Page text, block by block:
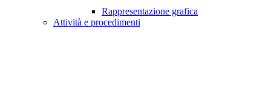
Rappresentazione grafica
Attività e procedimenti